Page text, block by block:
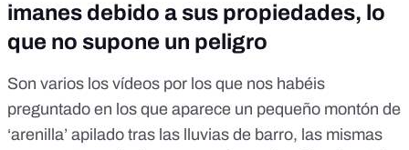
imanes debido a sus propiedades, lo
que no supone un peligro
Son varios los vídeos por los que nos habéis
preguntado en los que aparece un pequeño montón de
‘arenilla’ apilado tras las lluvias de barro, las mismas